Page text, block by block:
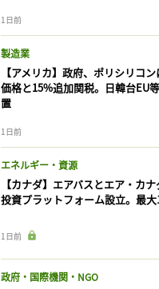
1日前
製造業
【アメリカ】政府、ポリシリコ
価格と15%追加関税。日韓台EU
置
1日前
エネルギー・資源
【カナダ】エアバスとエア・カ
投資プラットフォーム設立。最
1日前
政府・国際機関・NGO